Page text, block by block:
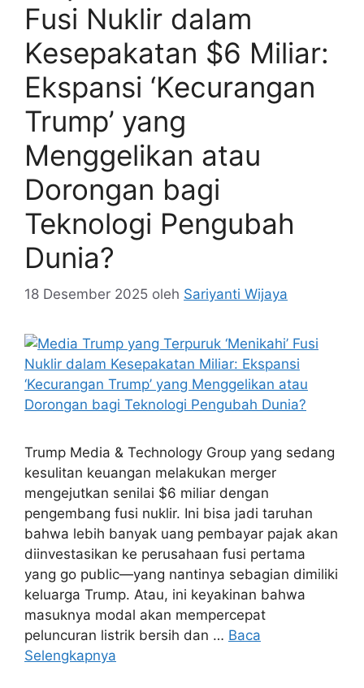
Fusi Nuklir dalam
Kesepakatan $6 Miliar:
Ekspansi ‘Kecurangan
Trump’ yang
Menggelikan atau
Dorongan bagi
Teknologi Pengubah
Dunia?
18 Desember 2025 oleh Sariyanti Wijaya
Trump Media & Technology Group yang sedang
kesulitan keuangan melakukan merger
mengejutkan senilai $6 miliar dengan
pengembang fusi nuklir. Ini bisa jadi taruhan
bahwa lebih banyak uang pembayar pajak akan
diinvestasikan ke perusahaan fusi pertama
yang go public—yang nantinya sebagian dimiliki
keluarga Trump. Atau, ini keyakinan bahwa
masuknya modal akan mempercepat
peluncuran listrik bersih dan … Baca
Selengkapnya